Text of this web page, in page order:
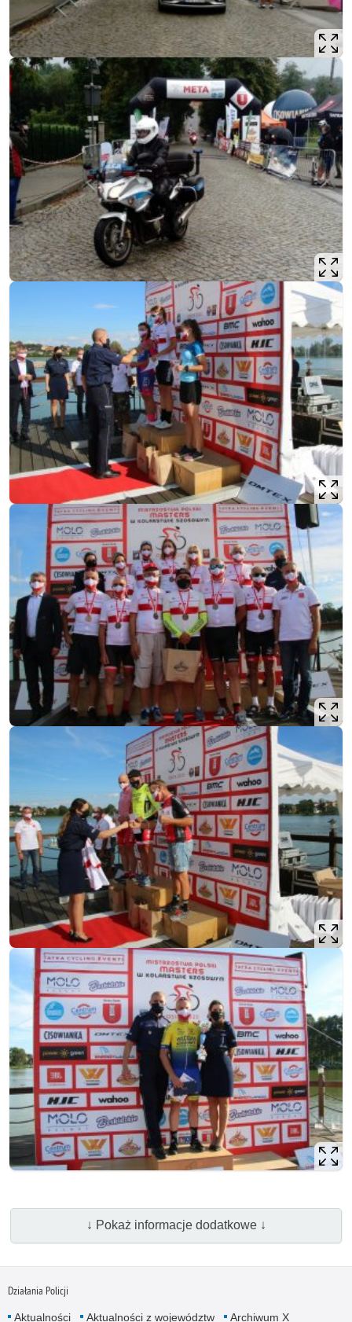
↓ Pokaż informacje dodatkowe ↓
Działania Policji
Aktualności Aktualności z województw
Archiwum X